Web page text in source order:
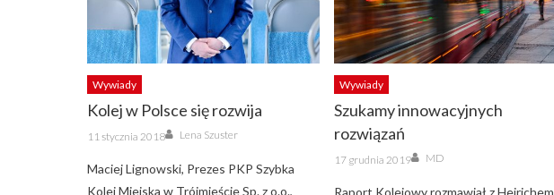
Wywiady
Kolej w Polsce się rozwija
Posted
on
11 stycznia 2018 Author
Lena Szuster
Maciej Lignowski, Prezes PKP Szybka
Kolej Miejska w Trójmieście Sp. z o.o.,
Wywiady
Szukamy innowacyjnych
rozwiązań
Posted
on
17 grudnia 2019 Author
MD